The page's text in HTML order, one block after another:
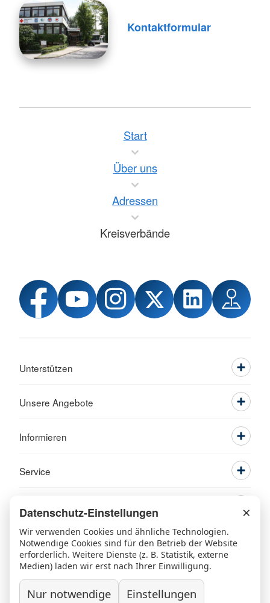
Kontaktformular
Start
Über uns
Adressen
Kreisverbände
Unterstützen
Unsere Angebote
Informieren
Service
Ansprechpartner Kontakt Beschwerde/Lob
Datenschutz-Einstellungen ×
Wir verwenden Cookies und ähnliche Technologien.
Notwendige Cookies sind für den Betrieb der Website
erforderlich. Weitere Dienste (z. B. Statistik, externe
Medien) laden wir erst nach Ihrer Einwilligung.
Nur notwendige Einstellungen